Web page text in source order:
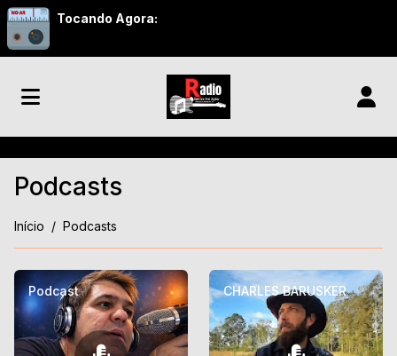
Tocando Agora:
Podcasts
Início Podcasts
Podcast CHARLES BARUSKER